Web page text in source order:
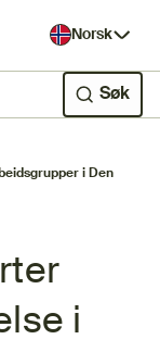
Norsk
Søk
i Den
i